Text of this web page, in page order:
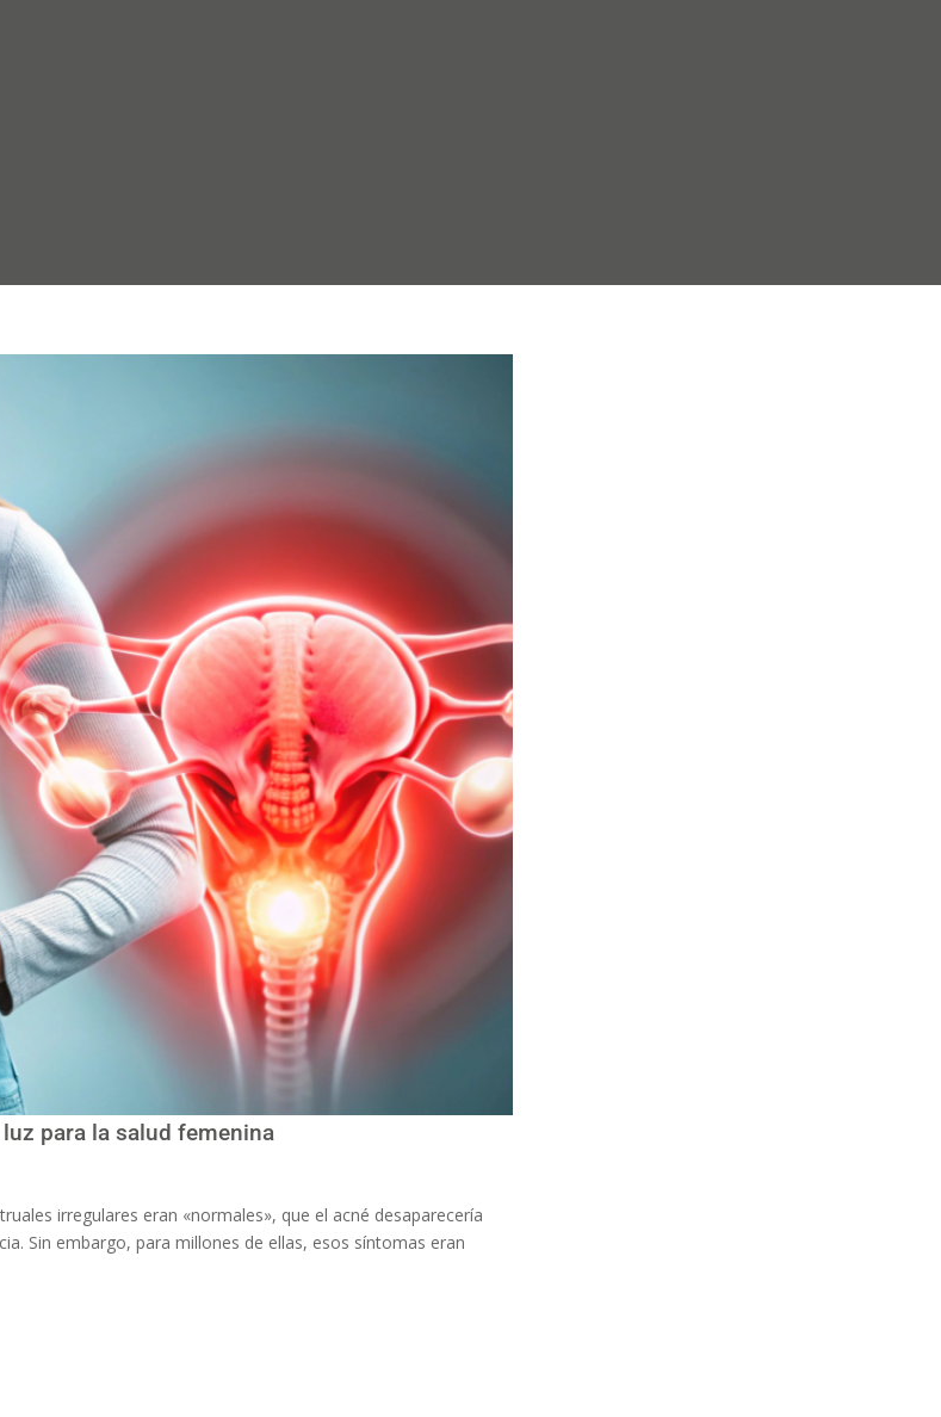
para la salud femenina
irregulares eran «normales», que el acné desaparecería
Sin embargo, para millones de ellas, esos síntomas eran